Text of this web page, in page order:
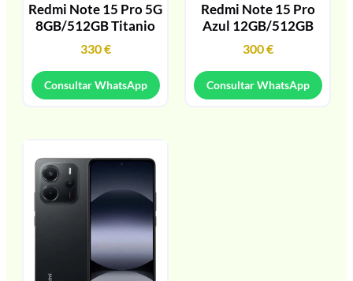
Redmi Note 15 Pro 5G
8GB/512GB Titanio
330€
Consultar WhatsApp
Redmi Note 15 Pro
Azul 12GB/512GB
300€
Consultar WhatsApp